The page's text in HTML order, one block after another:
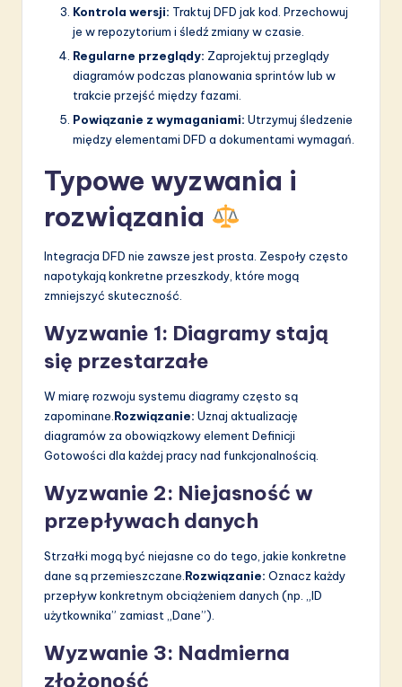
Kontrola wersji: Traktuj DFD jak kod. Przechowuj
je w repozytorium i śledź zmiany w czasie.
Regularne przeglądy: Zaprojektuj przeglądy
diagramów podczas planowania sprintów lub w
trakcie przejść między fazami.
Powiązanie z wymaganiami: Utrzymuj śledzenie
między elementami DFD a dokumentami wymagań.
Typowe wyzwania i
rozwiązania
Integracja DFD nie zawsze jest prosta. Zespoły często
napotykają konkretne przeszkody, które mogą
zmniejszyć skuteczność.
Wyzwanie 1: Diagramy stają
się przestarzałe
W miarę rozwoju systemu diagramy często są
zapominane. Rozwiązanie: Uznaj aktualizację
diagramów za obowiązkowy element Definicji
Gotowości dla każdej pracy nad funkcjonalnością.
Wyzwanie 2: Niejasność w
przepływach danych
Strzałki mogą być niejasne co do tego, jakie konkretne
dane są przemieszczane. Rozwiązanie: Oznacz każdy
przepływ konkretnym obciążeniem danych (np. „ID
użytkownika” zamiast „Dane”).
Wyzwanie 3: Nadmierna
złożoność